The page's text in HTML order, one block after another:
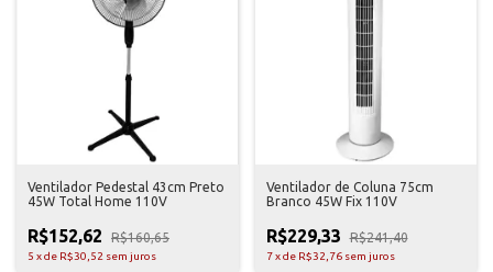
Ventilador Pedestal 43cm Preto
45W Total Home 110V
R$152,62 R$160,65
5 xde R$30,52 sem juros
Ventilador de Coluna 75cm
Branco 45W Fix 110V
R$229,33 R$241,40
7 xde R$32,76 sem juros